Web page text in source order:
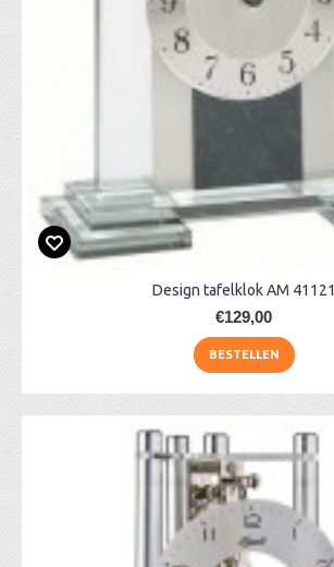
Design tafelklok AM 41121
€129,00
BESTELLEN